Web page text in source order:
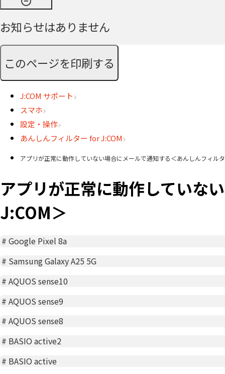
お知らせはありません
このページを印刷する
J:COM サポート
スマホ
設定・操作
あんしんフィルター for J:COM
アプリが正常に動作していない場合にメールで通知する＜あんしんフィル
アプリが正常に動作していな
J:COM＞
#Google Pixel 8a
# Samsung Galaxy A25 5G
#AQUOS sense10
#AQUOS sense9
#AQUOS sense8
# BASIO active2
# BASIO active